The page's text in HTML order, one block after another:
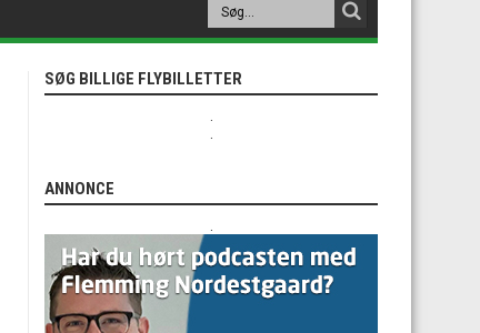
SØG BILLIGE FLYBILLETTER
ANNONCE